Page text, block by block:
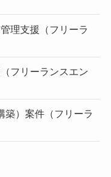
理支援（フリーラ
フリーランスエン
築）案件（フリーラ